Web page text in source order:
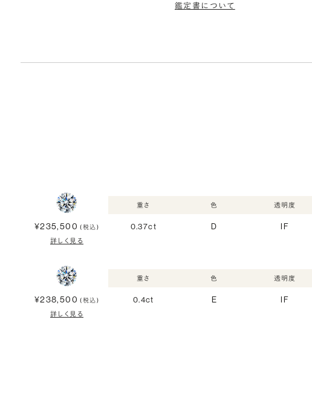
鑑定書について
¥235,500 (税込)
詳しく見る
重さ
0.37ct
色
D
透明度
IF
¥238,500 (税込)
詳しく見る
重さ
0.4ct
色
E
透明度
IF